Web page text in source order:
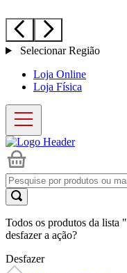
Selecionar Região
Loja Online
Loja Física
Todos os produtos da lista "
desfazer a ação?
Desfazer